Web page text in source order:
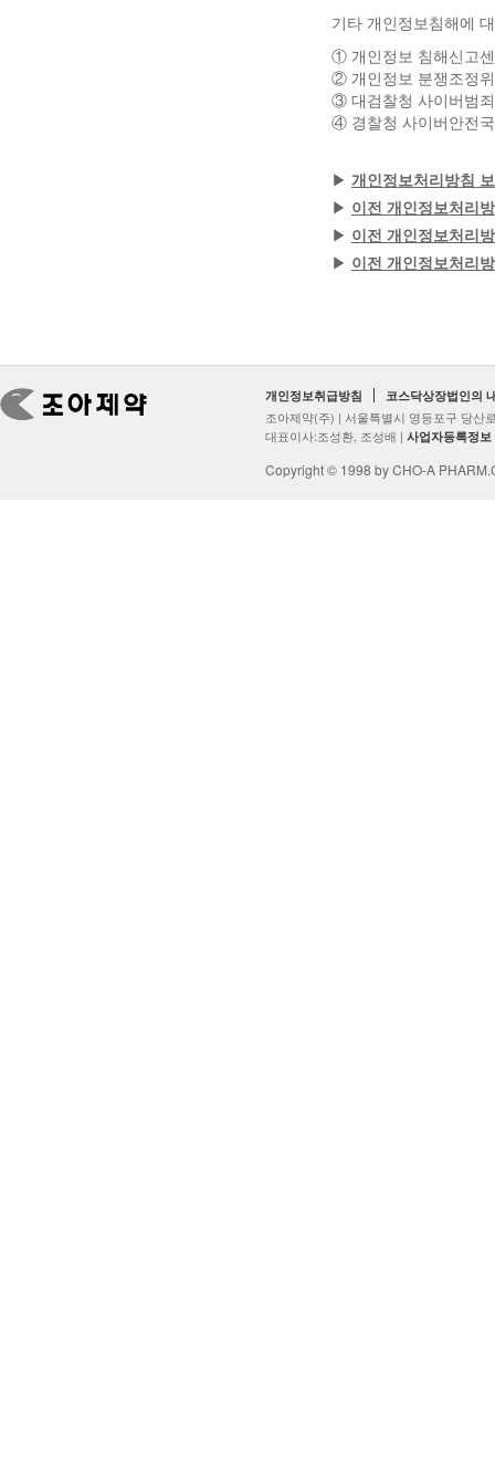
기타 개인정보침해에
① 개인정보 침해신고
② 개인정보 분쟁조정
③ 대검찰청 사이버범
④ 경찰청 사이버안전
▶ 개인정보처리방침
▶ 이전 개인정보처리
▶ 이전 개인정보처리
▶ 이전 개인정보처리
개인정보취급방침 코스닥상장법인의
조아제약(주) | 서울특별시 영등포구 당산
대표이사:조성환, 조성배 | 사업자등록정보
Copyright © 1998 by CHO-A